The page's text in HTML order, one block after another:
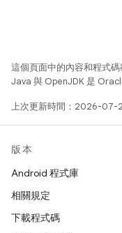
這個頁面中的內容和程式
Java 與 OpenJDK 是
上次更新時間：2026-07-
版本
Android 程式庫
相關規定
下載程式碼